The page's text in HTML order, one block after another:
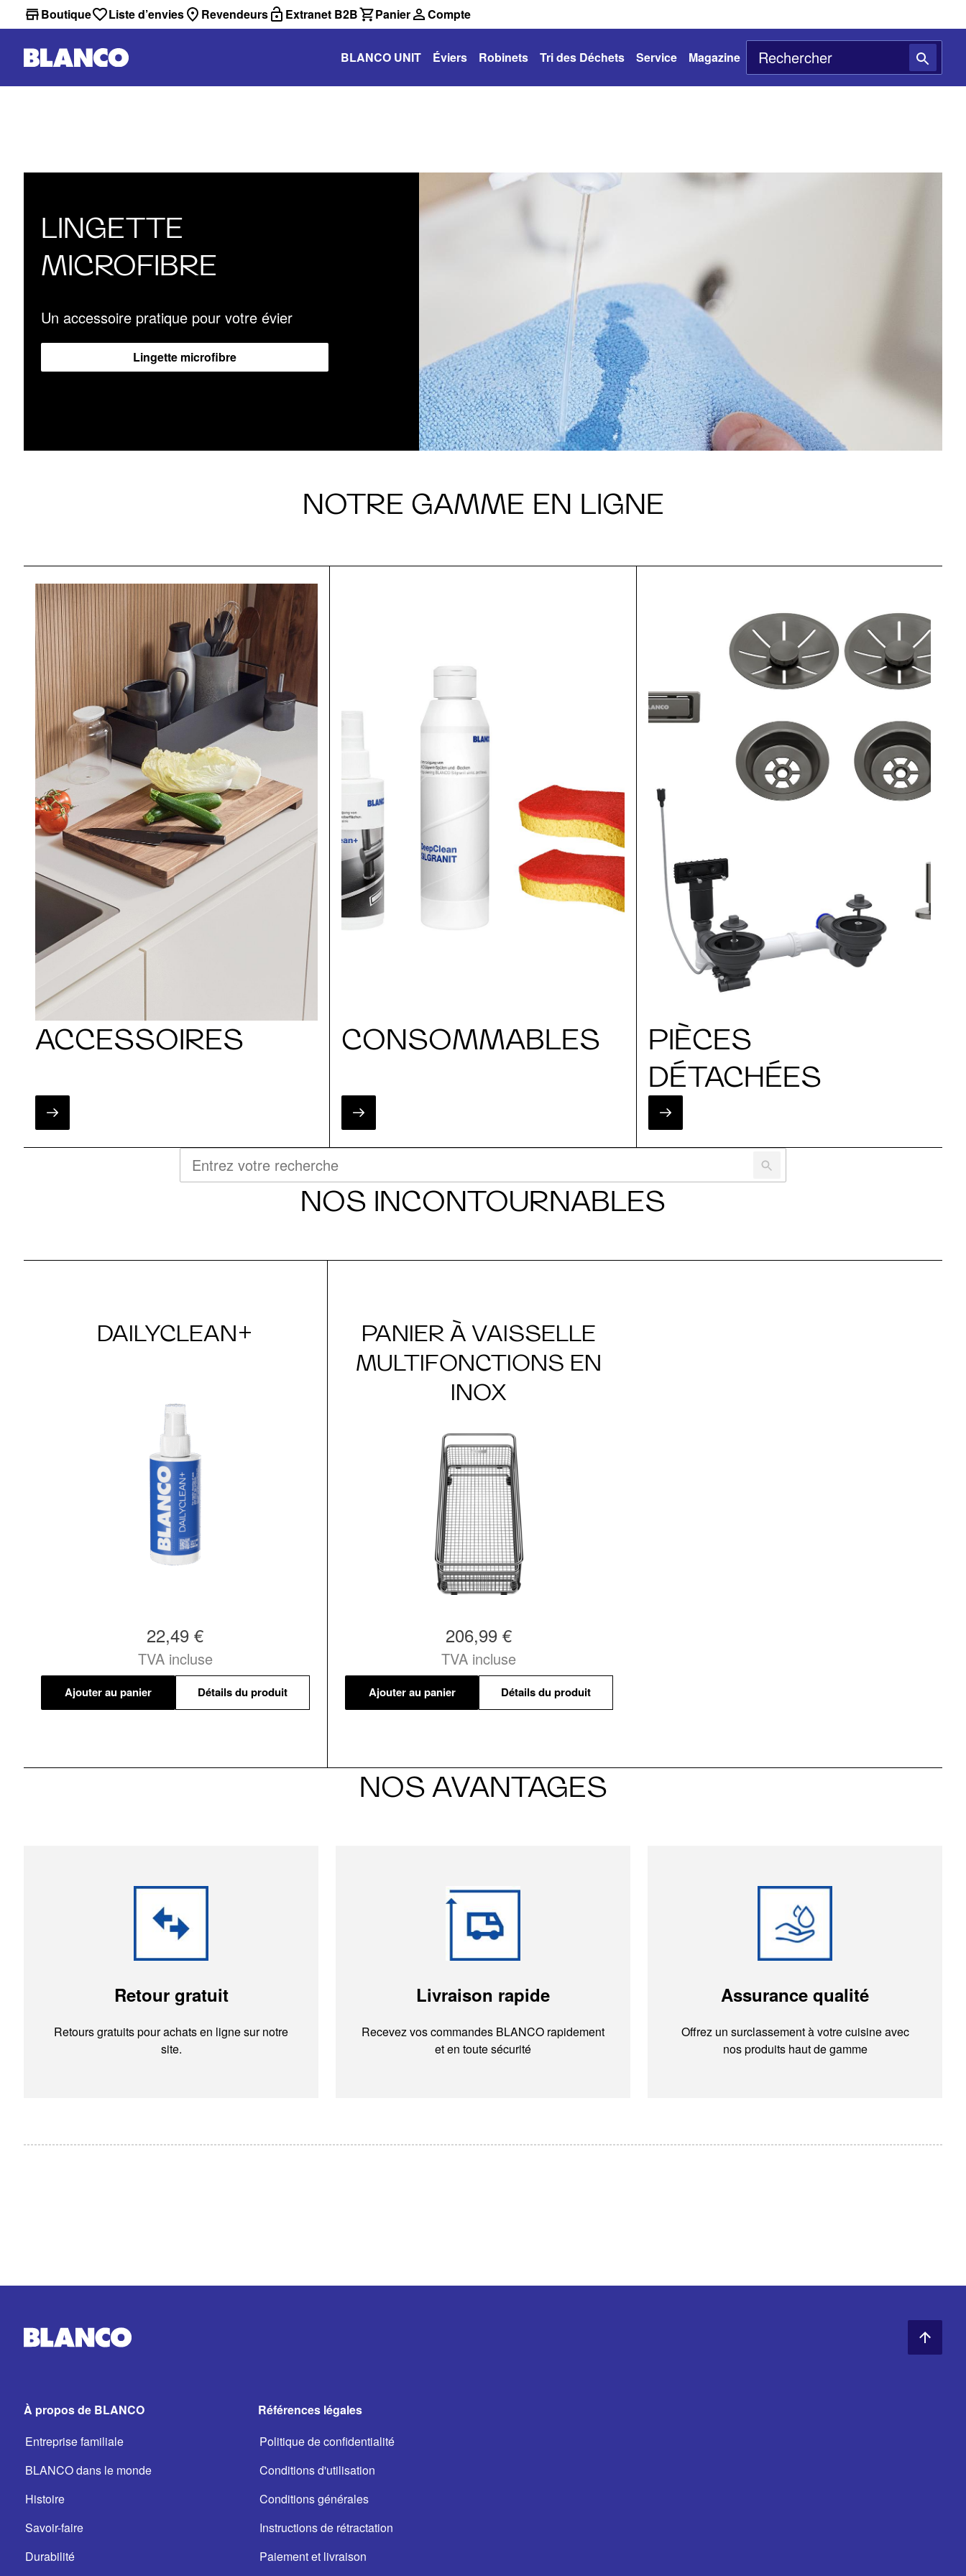
Boutique Liste d’envies Revendeurs Extranet B2B Panier Compte
BLANCO UNIT Éviers Robinets Tri des Déchets Service Magazine
LINGETTE
MICROFIBRE
Un accessoire pratique pour votre évier
Lingette microfibre
NOTRE GAMME EN LIGNE
ACCESSOIRES CONSOMMABLES
PIÈCES
DÉTACHÉES
NOS INCONTOURNABLES
DAILYCLEAN+
22,49 €
TVA incluse
Ajouter au panier Détails du produit
PANIER À VAISSELLE
MULTIFONCTIONS EN
INOX
206,99 €
TVA incluse
Ajouter au panier Détails du produit
NOS AVANTAGES
Retour gratuit
Retours gratuits pour achats en ligne sur notre
site.
Livraison rapide
Recevez vos commandes BLANCO rapidement
et en toute sécurité
Assurance qualité
Offrez un surclassement à votre cuisine avec
nos produits haut de gamme
À propos de BLANCO
Entreprise familiale
BLANCO dans le monde
Histoire
Savoir-faire
Durabilité
Références légales
Politique de confidentialité
Conditions d'utilisation
Conditions générales
Instructions de rétractation
Paiement et livraison